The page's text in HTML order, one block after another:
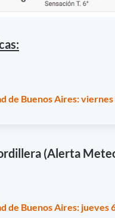
de Buenos Aires: viernes
(Alerta
de Buenos Aires: jueves